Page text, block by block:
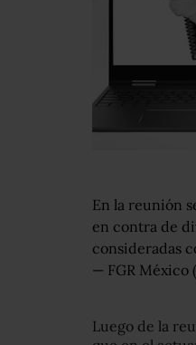
En la reunión
en contra de
consideradas
— FGR México
Luego de la